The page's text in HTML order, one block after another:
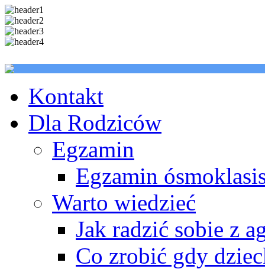
Kontakt
Dla Rodziców
Egzamin
Egzamin
Warto wiedzieć
Jak radzić sobie z
Co zrobić gdy